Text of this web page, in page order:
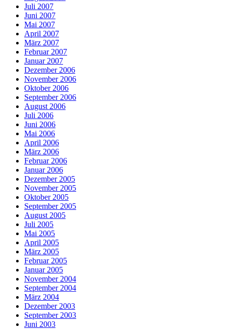
Juli 2007
Juni 2007
Mai 2007
April 2007
März 2007
Februar 2007
Januar 2007
Dezember 2006
November 2006
Oktober 2006
September 2006
August 2006
Juli 2006
Juni 2006
Mai 2006
April 2006
März 2006
Februar 2006
Januar 2006
Dezember 2005
November 2005
Oktober 2005
September 2005
August 2005
Juli 2005
Mai 2005
April 2005
März 2005
Februar 2005
Januar 2005
November 2004
September 2004
März 2004
Dezember 2003
September 2003
Juni 2003